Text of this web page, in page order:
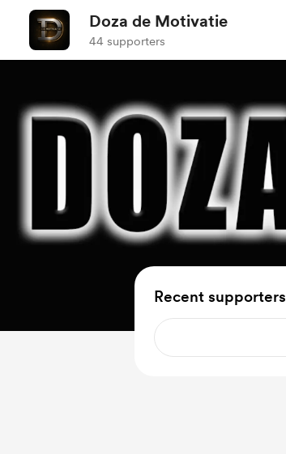
Doza de Motivatie
44 supporters
Recent supporters